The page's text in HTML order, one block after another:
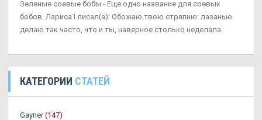
Зеленые соевые бобы - Еще одно название для соевых
бобов. Лариса1 писал(а): Обожаю твою стряпню: лазанью
делаю так часто, что и ты, наверное столько неделала.
КАТЕГОРИИ СТАТЕЙ
Gayner (147)